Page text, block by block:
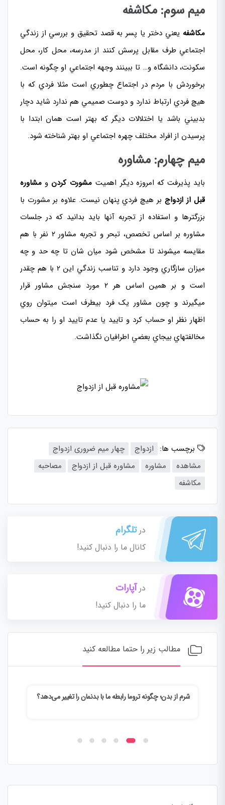
ميم سوم: مکاشفه
مکاشفه يعني دختر يا پسر به قصد تحقيق و بررسي از زندگي
اجتماعي طرف مقابل پرسش کنند از مدرسه، محل کار، محل
سکونت، دانشگاه و… تا ببينند وجهه اجتماعي او چگونه است.
برخوردش با مردم در اجتماع چطوري است مثلا فردي که با
هيچ فردي ارتباط ندارد و دوست صميمي هم ندارد شايد دچار
بدبيني باشد يا اختلالات ديگر که بهتر است همان ابتدا با
پرسيدن از افراد مختلف چهره اجتماعي او بهتر شناخته شود.
ميم چهارم: مشاوره
بايد پذيرفت که امروزه ديگر اهميت مشورت کردن ومشاوره‌
قبل از ازدواج بر هيچ فردي پنهان نيست. علاوه بر مشورت با
بزرگترها و استفاده از تجربه آنها بايد بدانيد که در جلسات
مشاوره بر اساس تخصص، تبحر و تجربه مشاور ۲ نفر با هم
مقايسه ميشوند تا مشخص شود ميان شان تا چه حد و چه
ميزان سازگاري وجود دارد و تناسب زندگي اين ۲ با هم چقدر
است و بر همين اساس هر ۲ مورد سنجش مشاور قرار
ميگيرند و چون مشاور يک فرد بيطرف است ميتوان روي
اظهار نظر او حساب کرد و تاييد يا عدم تاييد او را به حساب
مخالفتهاي بيجاي بعضي اطرافیان نگذاشت.
برچسب ها: ازدواج
چهار میم ضروری ازدواج
مشاهده
مشاوره مشاوره‌ قبل از ازدواج
مصاحبه
مکاشفه
درتلگرام
کانال ما را دنبال کنید!
درآپارات
ما را دنبال کنید!
مطالب زیر را حتما مطالعه کنید
شرم از بدن؛ چگونه تروما رابطه ما با بدنمان را تغییر می‌دهد؟